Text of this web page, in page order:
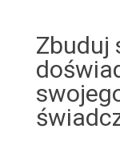
Zbuduj